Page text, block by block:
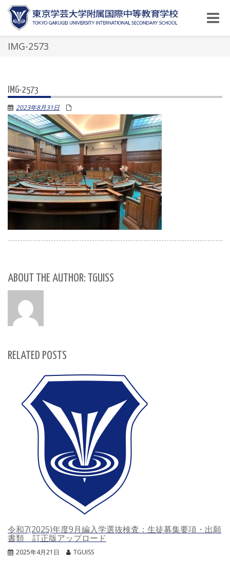
Toggle
IMG-2573
IMG-2573
2023年8月31日
ABOUT THE AUTHOR: TGUISS
RELATED POSTS
令和7(2025)年度9月編入学選抜検査：生徒募集要項・出願
書類 訂正版アップロード
2025年4月21日 TGUISS